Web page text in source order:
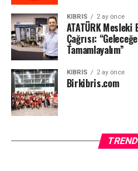
KIBRIS 2 ay önce
ATATÜRK
Çağrısı:
Tamamlayalım”
KIBRIS 2 ay önce
Birkibris.com